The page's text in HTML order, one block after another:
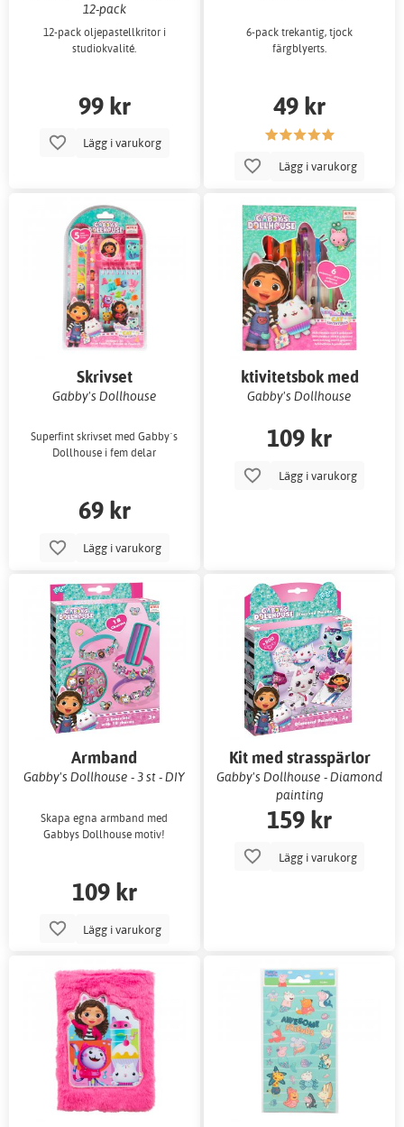
12-pack
12-pack oljepastellkritor i
studiokvalité.
99 kr
Lägg i varukorg
6-pack trekantig, tjock
färgblyerts.
49 kr
Lägg i varukorg
Skrivset
Gabby's Dollhouse
Superfint skrivset med Gabby´s
Dollhouse i fem delar
69 kr
Lägg i varukorg
ktivitetsbok med
gelepennor
Gabby's Dollhouse
109 kr
Lägg i varukorg
Armband
Gabby's Dollhouse - 3 st - DIY
Skapa egna armband med
Gabbys Dollhouse motiv!
109 kr
Lägg i varukorg
Kit med strasspärlor
Gabby's Dollhouse - Diamond
painting
159 kr
Lägg i varukorg